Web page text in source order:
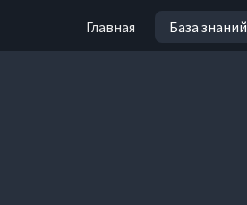
Главная База знаний